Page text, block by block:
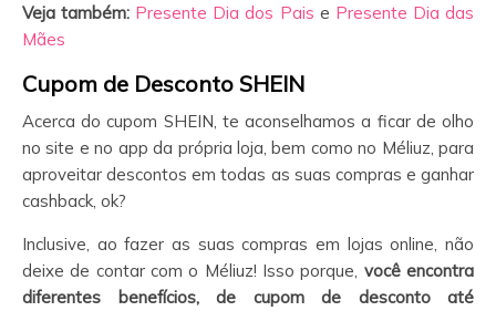
Veja também: Presente Dia dos Pais e Presente Dia das
Mães
Cupom de Desconto SHEIN
Acerca do cupom SHEIN, te aconselhamos a ficar de olho
no site e no app da própria loja, bem como no Méliuz, para
aproveitar descontos em todas as suas compras e ganhar
cashback, ok?
Inclusive, ao fazer as suas compras em lojas online, não
deixe de contar com o Méliuz! Isso porque, você encontra
diferentes benefícios, de cupom de desconto até